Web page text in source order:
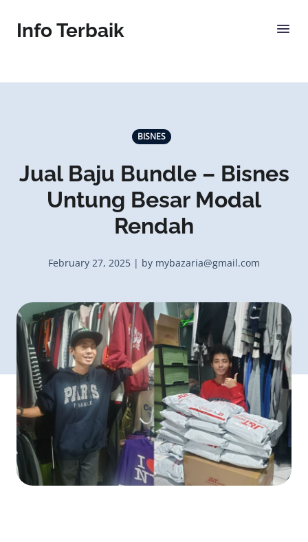
Info Terbaik
BISNES
Jual Baju Bundle – Bisnes
Untung Besar Modal
Rendah
February 27, 2025 | by mybazaria@gmail.com